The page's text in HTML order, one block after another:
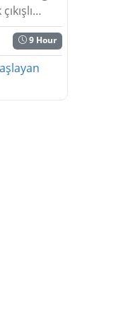
Doğa
olduğu
9 Hour